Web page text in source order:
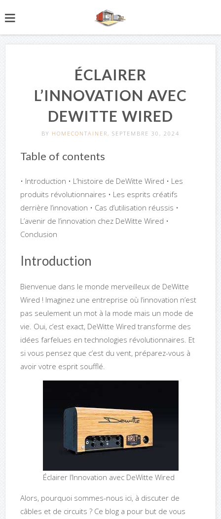
ÉCLAIRER
L’INNOVATION AVEC
DEWITTE WIRED
BY HOMECONTAINER , SEPTEMBRE 30, 2024
Table of contents
• Introduction • L’histoire de DeWitte Wired • Les
produits révolutionnaires • Les esprits créatifs
derrière l’innovation • Cas d’utilisation réussis •
L’avenir de l’innovation chez DeWitte Wired •
Conclusion
Introduction
Bienvenue dans le monde merveilleux de DeWitte
Wired ! Imaginez une entreprise où l’innovation n’est
pas seulement un mot à la mode mais un mode de
vie. Oui, c’est exact, DeWitte Wired transforme des
idées farfelues en technologies révolutionnaires. Et
si vous pensez que c’est du vent, préparez-vous à
avoir votre esprit soufflé.
Éclairer l’Innovation avec DeWitte Wired
Alors, pourquoi sommes-nous ici, à discuter de
câbles et de circuits ? Ce blog a pour but de vous